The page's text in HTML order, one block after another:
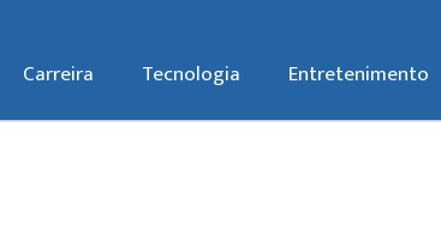
Carreira Tecnologia Entretenimento